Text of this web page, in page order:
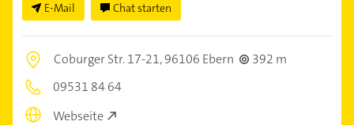
E-Mail Chat starten
Coburger Str. 17-21,96106 Ebern
392 m
09531 84 64
Webseite